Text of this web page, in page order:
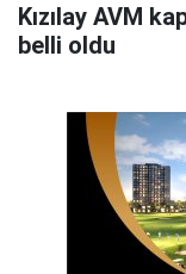
Kızılay AVM
belli oldu